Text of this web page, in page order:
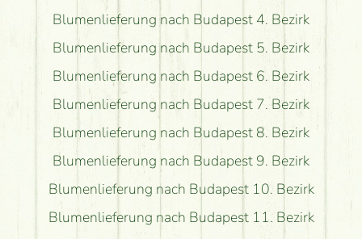
Blumenlieferung nach Budapest 4. Bezirk
Blumenlieferung nach Budapest 5. Bezirk
Blumenlieferung nach Budapest 6. Bezirk
Blumenlieferung nach Budapest 7. Bezirk
Blumenlieferung nach Budapest 8. Bezirk
Blumenlieferung nach Budapest 9. Bezirk
Blumenlieferung nach Budapest 10. Bezirk
Blumenlieferung nach Budapest 11. Bezirk